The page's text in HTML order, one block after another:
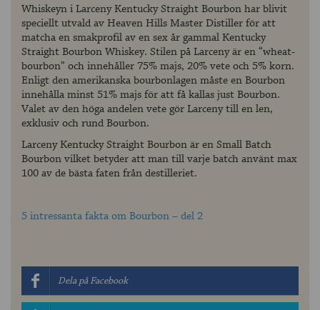
Whiskeyn i Larceny Kentucky Straight Bourbon har blivit
speciellt utvald av Heaven Hills Master Distiller för att
matcha en smakprofil av en sex år gammal Kentucky
Straight Bourbon Whiskey. Stilen på Larceny är en “wheat-
bourbon” och innehåller 75% majs, 20% vete och 5% korn.
Enligt den amerikanska bourbonlagen måste en Bourbon
innehålla minst 51% majs för att få kallas just Bourbon.
Valet av den höga andelen vete gör Larceny till en len,
exklusiv och rund Bourbon.
Larceny Kentucky Straight Bourbon är en Small Batch
Bourbon vilket betyder att man till varje batch använt max
100 av de bästa faten från destilleriet.
5 intressanta fakta om Bourbon – del 2
Dela på Facebook